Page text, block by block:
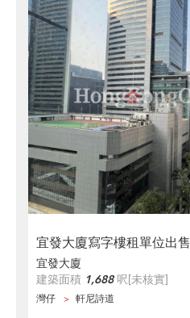
宜發大廈寫字樓租單位出售
宜發大廈
建築面積 1,688呎[未核實]
灣仔 軒尼詩道